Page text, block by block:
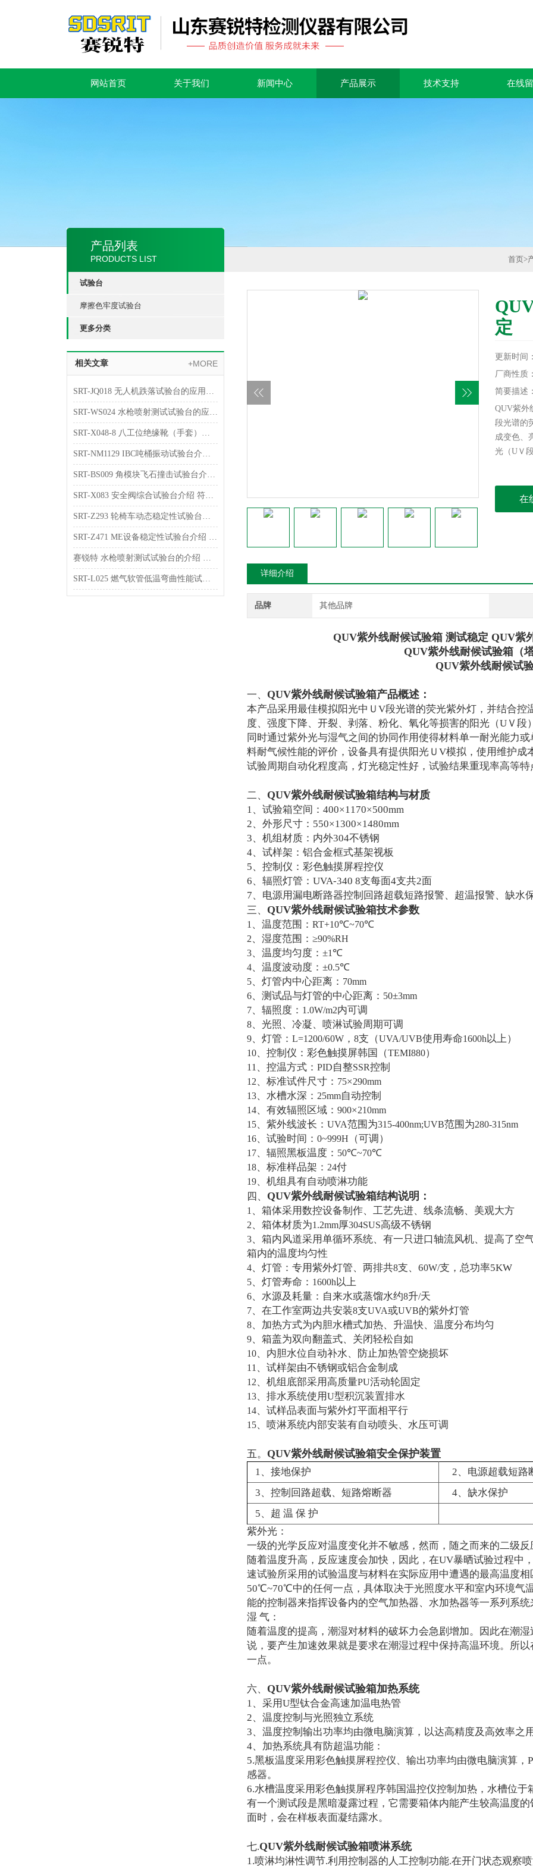
网站首页 关于我们 新闻中心 产品展示 技术支持 在线
产品列表
PRODUCTS LIST
试验台
摩擦色牢度试验台
更多分类
相关文章 +MORE
SRT-JQ018 无人机跌落试验台的应用介绍 提供技术指导
SRT-WS024 水枪喷射测试试验台的应用介绍 检测数据稳定
SRT-X048-8 八工位绝缘靴（手套）耐压试验台简单介绍 专业指导操作
SRT-NM1129 IBC吨桶振动试验台介绍 符合标准
SRT-BS009 角模块飞石撞击试验台介绍 质量保证
SRT-X083 安全阀综合试验台介绍 符合检测标准
SRT-Z293 轮椅车动态稳定性试验台介绍 技术指导
SRT-Z471 ME设备稳定性试验台介绍 操作简单
赛锐特 水枪喷射测试试验台的介绍 售后*
SRT-L025 燃气软管低温弯曲性能试验台的介绍 操作简单便捷
首页>
定
更新时间
厂商性质
简要描述
QUV紫外
段光谱的
成变色、
光（UＶ
在
详细介绍
品牌 其他品牌
QUV紫外线耐候试验箱 测试稳定 QUV紫
QUV紫外线耐候试验箱（
QUV紫外线耐候试
一、 QUV紫外线耐候试验箱产品概述：
本产品采用最佳模拟阳光中ＵV段光谱的荧光紫外灯，并结合
度、强度下降、开裂、剥落、粉化、氧化等损害的阳光（UＶ
同时通过紫外光与湿气之间的协同作用使得材料单一耐光能力
料耐气候性能的评价，设备具有提供阳光ＵV模拟，使用维护
试验周期自动化程度高，灯光稳定性好，试验结果重现率高等特
二、 QUV紫外线耐候试验箱结构与材质
1、试验箱空间：400×1170×500mm
2、外形尺寸：550×1300×1480mm
3、机组材质：内外304不锈钢
4、试样架：铝合金框式基架视板
5、控制仪：彩色触摸屏程控仪
6、辐照灯管：UVA-340 8支每面4支共2面
7、电源用漏电断路器控制回路超载短路报警、超温报警、缺水
三、 QUV紫外线耐候试验箱技术参数
1 、温度范围： RT+10℃~70℃
2、湿度范围：≥90%RH
3、温度均匀度：±1 ℃
4、温度波动度：±0.5℃
5、灯管内中心距离： 70mm
6、测试品与灯管的中心距离： 50±3mm
7、辐照度： 1.0W/m2内可调
8、光照、冷凝、喷淋试验周期可调
9、灯管： L=1200/60W ， 8支（UVA/UVB使用寿命1600h以上）
10、控制仪：彩色触摸屏韩国（TEMI880）
11 、控温方式： PID自整SSR控制
12、标准试件尺寸： 75×290mm
13、水槽水深： 25mm自动控制
14、有效辐照区域： 900×210mm
15、紫外线波长： UVA范围为315-400nm;UVB范围为280-315nm
16、试验时间： 0~999H （可调）
17、辐照黑板温度： 50℃~70℃
18、标准样品架： 24付
19、机组具有自动喷淋功能
四、 QUV紫外线耐候试验箱结构说明：
1 、箱体采用数控设备制作、工艺先进、线条流畅、美观大方
2、箱体材质为1.2mm厚304SUS高级不锈钢
3、箱内风道采用单循环系统、有一只进口轴流风机、提高了空
箱内的温度均匀性
4、灯管：专用紫外灯管、两排共8支、 60W/支，总功率5KW
5、灯管寿命： 1600h以上
6、水源及耗量：自来水或蒸馏水约8升/天
7、在工作室两边共安装8支UVA或UVB的紫外灯管
8、加热方式为内胆水槽式加热、升温快、温度分布均匀
9、箱盖为双向翻盖式、关闭轻松自如
10、内胆水位自动补水、防止加热管空烧损坏
11 、试样架由不锈钢或铝合金制成
12、机组底部采用高质量PU活动轮固定
13、排水系统使用U型积沉装置排水
14、试样品表面与紫外灯平面相平行
15、喷淋系统内部安装有自动喷头、水压可调
五。 QUV紫外线耐候试验箱安全保护装置
1、接地保护
2、电源超载短路
3、控制回路超载、短路熔断器
4、缺水保护
5、超 温 保 护
紫外光：
一级的光学反应对温度变化并不敏感，然而，随之而来的二级
随着温度升高，反应速度会加快，因此，在UV暴晒试验过程中
速试验所采用的试验温度与材料在实际应用中遭遇的最高温度
50℃~70℃中的任何一点，具体取决于光照度水平和室内环境气
能的控制器来指挥设备内的空气加热器、水加热器等一系列系统
湿 气：
随着温度的提高，潮湿对材料的破坏力会急剧增加。因此在潮
说，要产生加速效果就是要求在潮湿过程中保持高温环境。所
一点。
六、 QUV紫外线耐候试验箱加热系统
1、采用U型钛合金高速加温电热管
2、温度控制与光照独立系统
3、温度控制输出功率均由微电脑演算，以达高精度及高效率之
4、加热系统具有防超温功能：
5.黑板温度采用彩色触摸屏程控仪、输出功率均由微电脑演算
感器。
6.水槽温度采用彩色触摸屏程序韩国温控仪控制加热，水槽位
有一个测试段是黑暗凝露过程，它需要箱体内能产生较高温度
面时，会在样板表面凝结露水。
七.QUV紫外线耐候试验箱喷淋系统
1.喷淋均淋性调节.利用控制器的人工控制功能.在开门状态观察